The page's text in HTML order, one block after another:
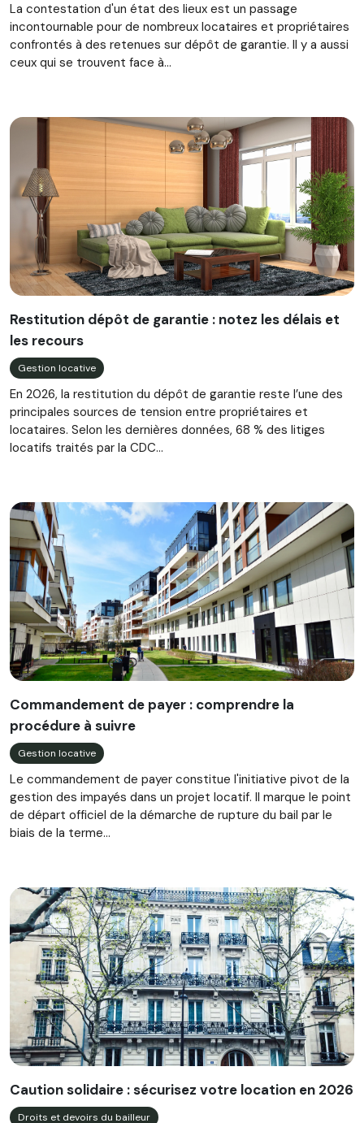
La contestation d'un état des lieux est un passage
incontournable pour de nombreux locataires et propriétaires
confrontés à des retenues sur dépôt de garantie. Il y a aussi
ceux qui se trouvent face à...
Restitution dépôt de garantie : notez les délais et
les recours
Gestion locative
En 2026, la restitution du dépôt de garantie reste l’une des
principales sources de tension entre propriétaires et
locataires. Selon les dernières données, 68 % des litiges
locatifs traités par la CDC...
Commandement de payer : comprendre la
procédure à suivre
Gestion locative
Le commandement de payer constitue l'initiative pivot de la
gestion des impayés dans un projet locatif. Il marque le point
de départ officiel de la démarche de rupture du bail par le
biais de la terme...
Caution solidaire : sécurisez votre location en 2026
Droits et devoirs du bailleur